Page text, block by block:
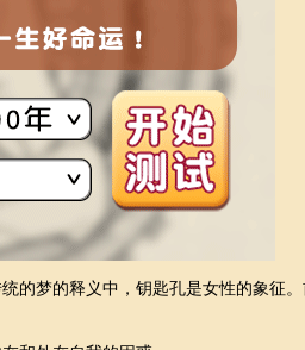
的梦的释义中，钥匙孔是女性的象征